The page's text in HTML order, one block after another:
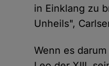
in Einklang zu
Unheils",
Wenn es